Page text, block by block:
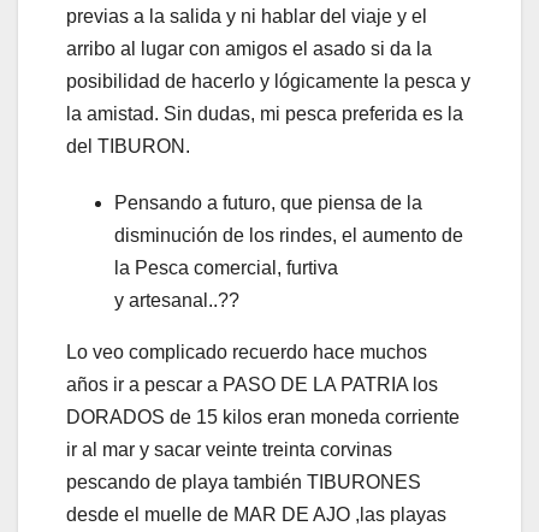
previas a la salida y ni hablar del viaje y el
arribo al lugar con amigos el asado si da la
posibilidad de hacerlo y lógicamente la pesca y
la amistad. Sin dudas, mi pesca preferida es la
del TIBURON.
Pensando a futuro, que piensa de la
disminución de los rindes, el aumento de
la Pesca comercial, furtiva
y artesanal..??
Lo veo complicado recuerdo hace muchos
años ir a pescar a PASO DE LA PATRIA los
DORADOS de 15 kilos eran moneda corriente
ir al mar y sacar veinte treinta corvinas
pescando de playa también TIBURONES
desde el muelle de MAR DE AJO ,las playas